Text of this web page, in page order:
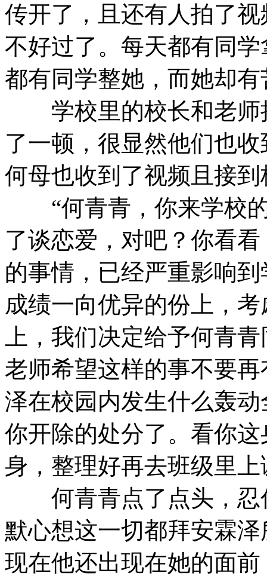
传开了，且还有人拍了
不好过了。每天都有同
都有同学整她，而她却
学校里的校长和老师
了一顿，很显然他们也
何母也收到了视频且接
“何青青，你来学校的
了谈恋爱，对吧？你看
的事情，已经严重影响
成绩一向优异的份上，
上，我们决定给予何青
老师希望这样的事不要
泽在校园内发生什么轰
你开除的处分了。看你
身，整理好再去班级里上
何青青点了点头，忍
默心想这一切都拜安霖
现在他还出现在她的面